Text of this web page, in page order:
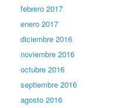
febrero 2017
enero 2017
diciembre 2016
noviembre 2016
octubre 2016
septiembre 2016
agosto 2016